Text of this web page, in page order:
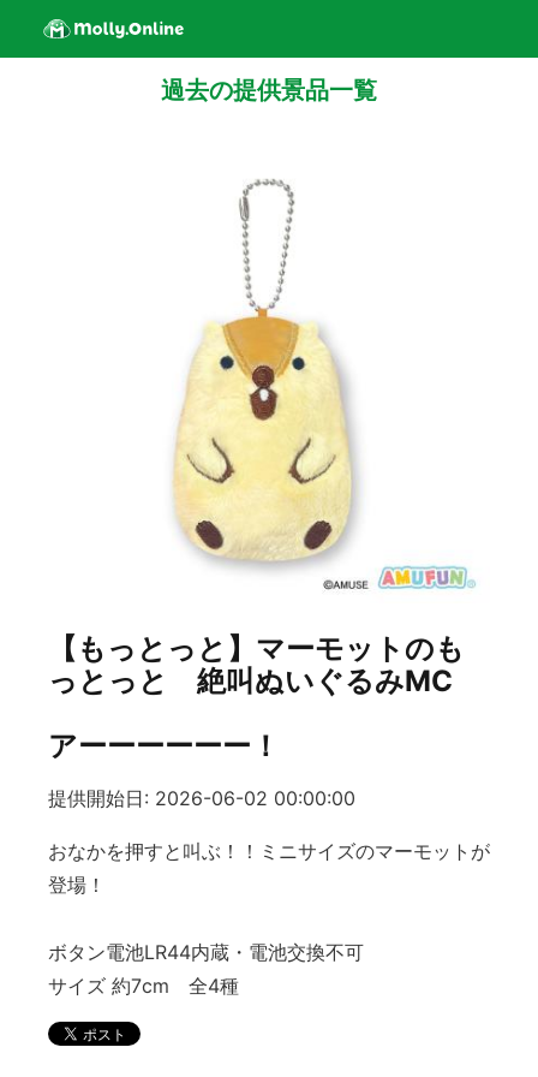
過去の提供景品一覧
【もっとっと】マーモットのも
っとっと 絶叫ぬいぐるみMC
アーーーーーー！
提供開始日: 2026-06-02 00:00:00
おなかを押すと叫ぶ！！ミニサイズのマーモットが
登場！
ボタン電池LR44内蔵・電池交換不可
サイズ 約7cm 全4種